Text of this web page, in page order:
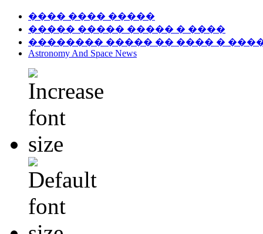
���� ���� �����
����� ����� ����� � ����
�������� ����� �� ���� �
Astronomy And Space News